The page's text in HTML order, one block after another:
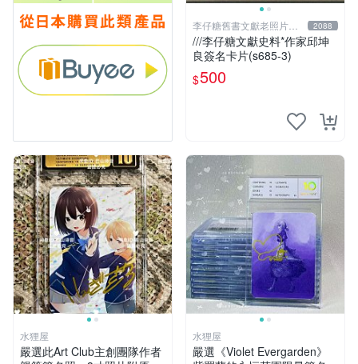
李仔糖舊書文獻老照片名
人收藏館
2088
///李仔糖文獻史料*作家邱坤
良簽名卡片(s685-3)
$500
水狸屋
嚴選此Art Club主創團隊作者
水狸屋
嚴選《Violet Evergarden》